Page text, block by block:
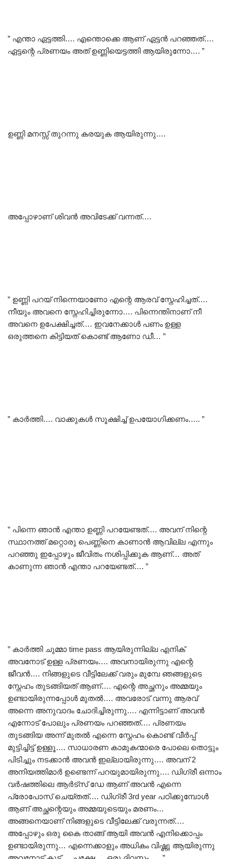
” എന്താ ഏട്ടത്തി…. എന്തൊക്കെ ആണ് ഏട്ടൻ പറഞ്ഞത്….
ഏട്ടന്റെ പ്രണയം അത് ഉണ്ണിയെട്ടത്തി ആയിരുന്നോ…. ”
ഉണ്ണി മനസ്സ് തുറന്നു കരയുക ആയിരുന്നു….
അപ്പോഴാണ് ശിവൻ അവിടേക്ക് വന്നത്….
” ഉണ്ണി പറയ് നിന്നെയാണോ എന്റെ ആരവ് സ്നേഹിച്ചത്….
നീയും അവനെ സ്നേഹിച്ചിരുന്നോ…. പിന്നെന്തിനാണ് നീ
അവനെ ഉപേക്ഷിച്ചത്…. ഇവനേക്കാൾ പണം ഉള്ള
ഒരുത്തനെ കിട്ടിയത് കൊണ്ട് ആണോ ഡീ… ”
” കാർത്തി…. വാക്കുകൾ സൂക്ഷിച്ച് ഉപയോഗിക്കണം….. ”
” പിന്നെ ഞാൻ എന്താ ഉണ്ണി പറയേണ്ടത്…. അവന് നിന്റെ
സ്ഥാനത്ത് മറ്റൊരു പെണ്ണിനെ കാണാൻ ആവില്ല എന്നും
പറഞ്ഞു ഇപ്പോഴും ജീവിതം നശിപ്പിക്കുക ആണ്… അത്
കാണുന്ന ഞാൻ എന്താ പറയേണ്ടത്…. ”
” കാർത്തി ചുമ്മാ time pass ആയിരുന്നില്ല എനിക്
അവനോട് ഉള്ള പ്രണയം…. അവനായിരുന്നു എന്റെ
ജീവൻ…. നിങ്ങളുടെ വീട്ടിലേക്ക് വരും മുമ്പേ ഞങ്ങളുടെ
സ്നേഹം തുടങ്ങിയത് ആണ്…. എന്റെ അച്ഛനും അമ്മയും
ഉണ്ടായിരുന്നപ്പോൾ മുതൽ…. അവരോട് വന്നു ആരവ്
അന്നെ അനുവാദം ചോദിച്ചിരുന്നു…. എന്നിട്ടാണ് അവൻ
എന്നോട് പോലും പ്രണയം പറഞ്ഞത്…. പ്രണയം
തുടങ്ങിയ അന്ന് മുതൽ എന്നെ സ്നേഹം കൊണ്ട് വീർപ്പ്
മുട്ടിച്ചിട്ട്‌ ഉള്ളൂ…. സാധാരണ കാമുകന്മാരെ പോലെ തൊട്ടും
പിടിച്ചും നടക്കാൻ അവൻ ഇല്ലായിരുന്നു…. അവന് 2
അനിയത്തിമാർ ഉണ്ടെന്ന് പറയുമായിരുന്നു…. ഡിഗ്രീ ഒന്നാം
വർഷത്തിലെ ആർട്സ് ഡേ ആണ് അവൻ എന്നെ
പ്രോപോസ്‌ ചെയ്തത്…. ഡിഗ്രീ 3rd year പഠിക്കുമ്പോൾ
ആണ് അച്ഛന്റെയും അമ്മയുടെയും മരണം…
അങ്ങനെയാണ് നിങ്ങളുടെ വീട്ടിലേക്ക് വരുന്നത്….
അപ്പോഴും ഒരു കൈ താങ്ങ് ആയി അവൻ എനിക്കൊപ്പം
ഉണ്ടായിരുന്നു… എന്നെക്കാളും അധികം വിഷ്ണു ആയിരുന്നു